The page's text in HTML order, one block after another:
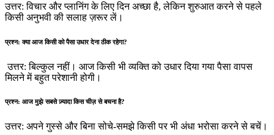
उत्तर: विचार और प्लानिंग के लिए दिन अच्छा है, लेकिन शुरुआत करने से पहले
किसी अनुभवी की सलाह ज़रूर लें।
प्रश्न: क्या आज किसी को पैसा उधार देना ठीक रहेगा?
उत्तर: बिल्कुल नहीं। आज किसी भी व्यक्ति को उधार दिया गया पैसा वापस
मिलने में बहुत परेशानी होगी।
प्रश्न: आज मुझे सबसे ज़्यादा किस चीज़ से बचना है?
उत्तर: अपने गुस्से और बिना सोचे-समझे किसी पर भी अंधा भरोसा करने से बचें।